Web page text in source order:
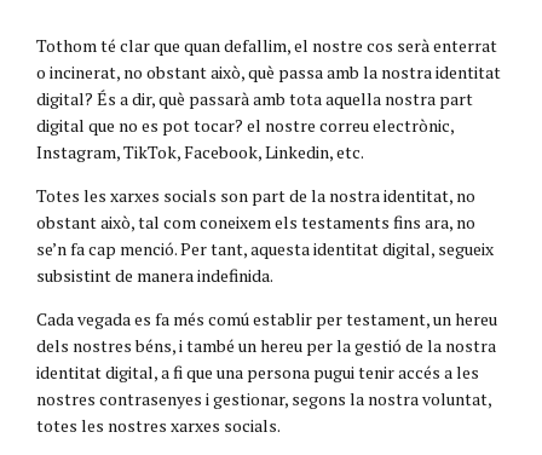
Tothom té clar que quan defallim, el nostre cos serà enterrat
o incinerat, no obstant això, què passa amb la nostra identitat
digital? És a dir, què passarà amb tota aquella nostra part
digital que no es pot tocar? el nostre correu electrònic,
Instagram, TikTok, Facebook, Linkedin, etc.
Totes les xarxes socials son part de la nostra identitat, no
obstant això, tal com coneixem els testaments fins ara, no
se’n fa cap menció. Per tant, aquesta identitat digital, segueix
subsistint de manera indefinida.
Cada vegada es fa més comú establir per testament, un hereu
dels nostres béns, i també un hereu per la gestió de la nostra
identitat digital, a fi que una persona pugui tenir accés a les
nostres contrasenyes i gestionar, segons la nostra voluntat,
totes les nostres xarxes socials.